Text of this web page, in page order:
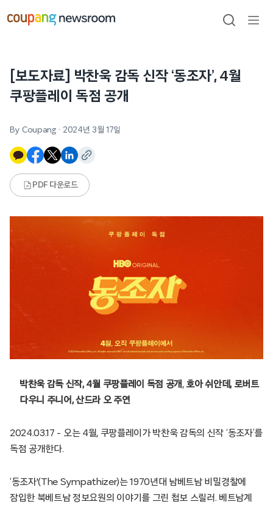
건너뛰기
검색
[보도자료] 박찬욱 감독 신작 ‘동조자’, 4월
쿠팡플레이 독점 공개
By Coupang · 2024년 3월 17일
PDF 다운로드
박찬욱 감독 신작, 4월 쿠팡플레이 독점 공개​, ​​ 호아 쉬안데, 로버트
다우니 주니어, 산드라 오 주연​
2024.03.17 – 오는 4월, 쿠팡플레이가 박찬욱 감독의 신작 ‘동조자’를
독점 공개한다.​
​​‘동조자'(The Sympathizer)는 1970년대 남베트남 비밀경찰에
잠입한 북베트남 정보요원의 이야기를 그린 첩보 스릴러. 베트남계